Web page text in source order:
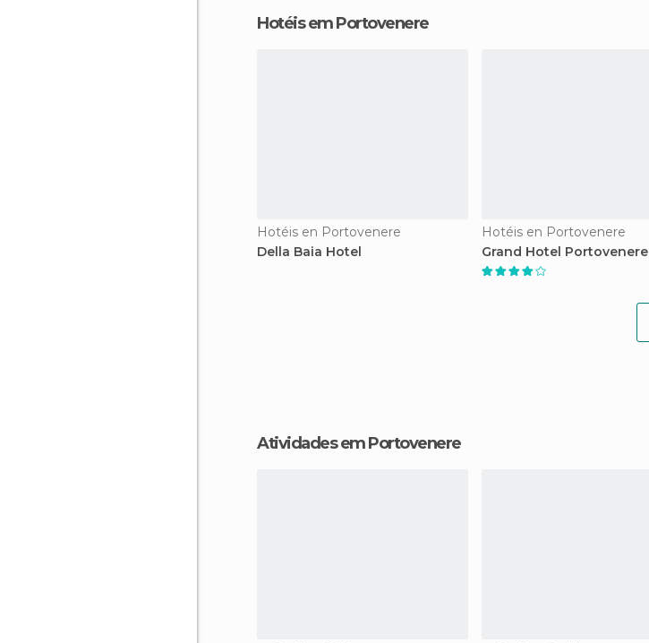
Hotéis em Portovenere
Hotéis en Portovenere
Della Baia Hotel
Hotéis en Portovenere
Grand Hotel Portovenere
Atividades em Portovenere